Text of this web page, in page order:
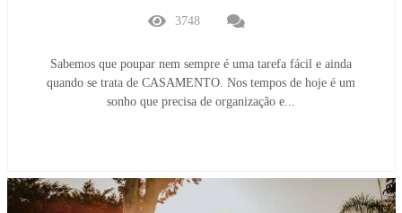
3748
Sabemos que poupar nem sempre é uma tarefa fácil e ainda
quando se trata de CASAMENTO. Nos tempos de hoje é um
sonho que precisa de organização e...